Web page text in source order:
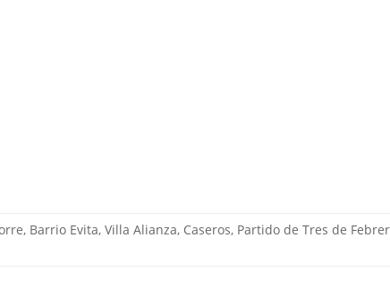
Barrio Evita, Villa Alianza, Caseros, Partido de Tres de